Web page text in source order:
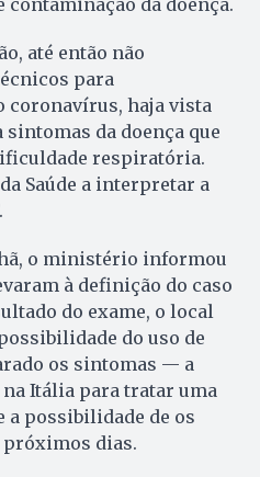
da doença.
até então não
para
coronavírus, haja vista
sintomas da doença que
respiratória.
Saúde a interpretar a
o ministério informou
à definição do caso
do exame, o local
do uso de
os sintomas — a
Itália para tratar uma
possibilidade de os
dias.